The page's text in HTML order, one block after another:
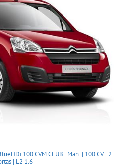
100 CVM CLUB | Man. | 100 CV | 2
| L2 1.6